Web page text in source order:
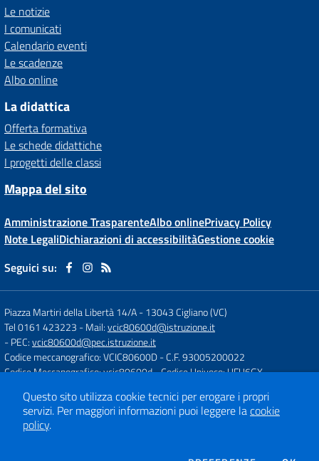
Le notizie
I comunicati
Calendario eventi
Le scadenze
Albo online
La didattica
Offerta formativa
Le schede didattiche
I progetti delle classi
Mappa del sito
Amministrazione TrasparenteAlbo onlinePrivacy Policy
Note LegaliDichiarazioni di accessibilitàGestione cookie
Seguici su:
Piazza Martiri della Libertà 14/A-13043 Cigliano (VC)
Tel 0161 423223 - Mail:vcic80600d@istruzione.it
- PEC:vcic80600d@pec.istruzione.it
Codice meccanografico: VCIC80600D- C.F. 93005200022
Codice Meccanografico: vcic80600d- Codice Univoco: UFU6GX
Concept & Design by
Designers Italia
Questo sito utilizza cookie tecnici per erogare i propri
servizi. Per maggiori informazioni puoi leggere lacookie
policy.